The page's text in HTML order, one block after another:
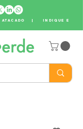
ATACADO | INDIQUE E